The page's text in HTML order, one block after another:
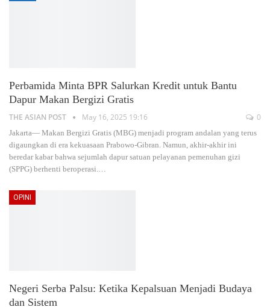
Perbamida Minta BPR Salurkan Kredit untuk Bantu
Dapur Makan Bergizi Gratis
THE ASIAN POST May 16, 2025 19:16 0
Jakarta— Makan Bergizi Gratis (MBG) menjadi program andalan yang terus
digaungkan di era kekuasaan Prabowo-Gibran. Namun, akhir-akhir ini
beredar kabar bahwa sejumlah dapur satuan pelayanan pemenuhan gizi
(SPPG) berhenti beroperasi.
OPINI
Negeri Serba Palsu: Ketika Kepalsuan Menjadi Budaya
dan Sistem